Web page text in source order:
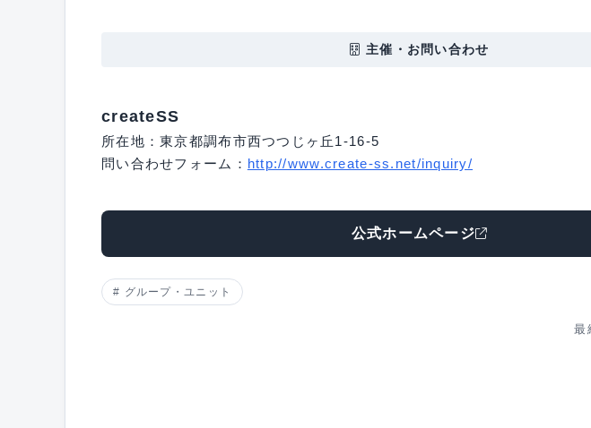
主催・お問い合わせ
createSS
所在地：東京都調布市西つつじヶ丘1-16-5
問い合わせフォーム： http://www.create-ss.net/inquiry/
公式ホームページ
グループ・ユニット
最